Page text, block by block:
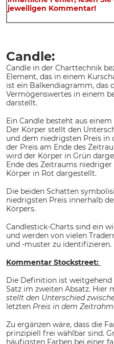
jeweiligen Kommentar!
Candle:
Candle in der Charttechnik
Element, das in einem
ist ein Balkendiagramm, das
Vermögenswertes in einem
darstellt.
Ein Candle besteht aus
Der Körper stellt den
und dem niedrigsten Preis in
der Preis am Ende des
wird der Körper in Grün
Ende des Zeitraums
Körper in Rot dargestellt.
Die beiden Schatten
niedrigsten Preis innerhalb
Körpers.
Candlestick-Charts sind ein
und werden von vielen
und -muster zu identifizieren.
Kommentar Stockstreet:
Die Definition ist weitgehend
Satz im zweiten Absatz. Hier
stellt den Unterschied
letzten Preis in dem
Zu ergänzen wäre, dass die
prinzipiell frei wählbar sind.
häufigsten Farben bei einer